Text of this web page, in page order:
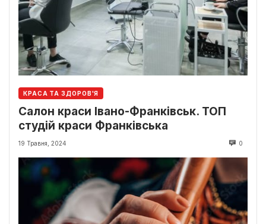
КРАСА ТА ЗДОРОВ'Я
Салон краси Івано-Франківськ. ТОП
студій краси Франківська
19 Травня, 2024 0